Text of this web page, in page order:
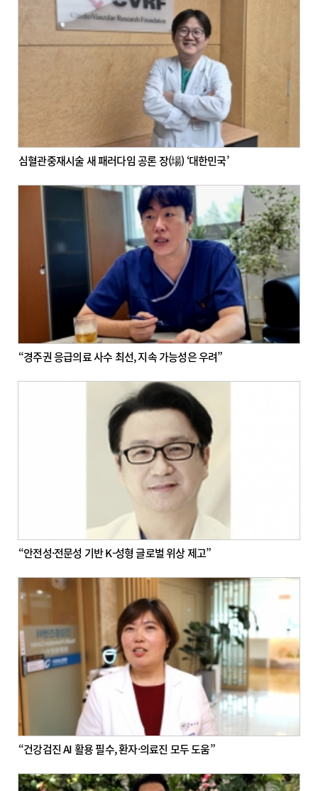
심혈관중재시술 새 패러다임 공론 장(場) ‘대한민국’
“경주권 응급의료 사수 최선, 지속 가능성은 우려”
“안전성·전문성 기반 K-성형 글로벌 위상 제고”
“건강검진 AI 활용 필수, 환자·의료진 모두 도움”